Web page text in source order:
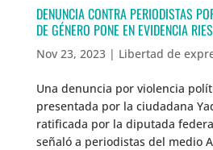
DENUNCIA CONTRA PERIODISTAS
DE GÉNERO PONE EN EVIDENCIA
Nov 23, 2023| Libertad de
Una denuncia por violencia
presentada por la ciudadana
ratificada por la diputada
señaló a periodistas del medio